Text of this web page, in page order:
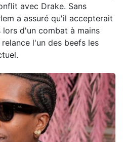
avec Drake. Sans
a assuré qu'il accepterait
d'un combat à mains
l'un des beefs les